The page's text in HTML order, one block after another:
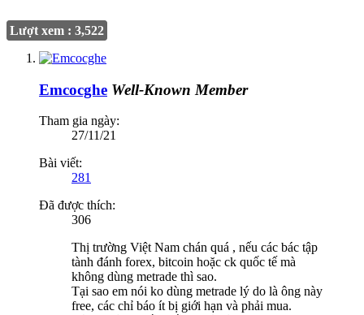
Lượt xem : 3,522
Emcocghe Well-Known Member
Tham gia ngày:
27/11/21
Bài viết:
281
Đã được thích:
306
Thị trường Việt Nam chán quá , nếu các bác tập
tành đánh forex, bitcoin hoặc ck quốc tế mà
không dùng metrade thì sao.
Tại sao em nói ko dùng metrade lý do là ông này
free, các chỉ báo ít bị giới hạn và phải mua.